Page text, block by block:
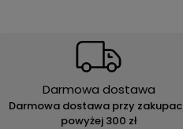
Darmowa dostawa
Darmowa dostawa przy
powyżej 300 zł